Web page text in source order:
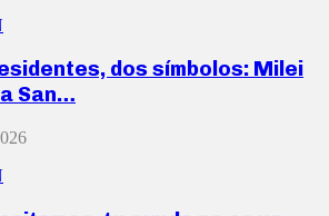
dos símbolos: Milei
San…